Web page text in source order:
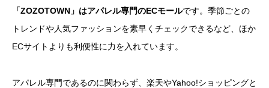
「ZOZOTOWN」はアパレル専門のECモールです。季節ごとの
トレンドや人気ファッションを素早くチェックできるなど、ほか
ECサイトよりも利便性に力を入れています。
アパレル専門であるのに関わらず、楽天やYahoo!ショッピングと